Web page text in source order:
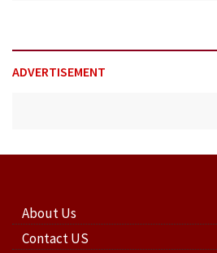
ADVERTISEMENT
About Us
Contact US